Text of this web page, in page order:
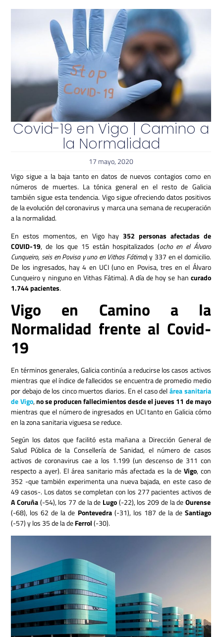
Covid-19 en Vigo | Camino a
la Normalidad
17 mayo, 2020
Vigo sigue a la baja tanto en datos de nuevos contagios como en
números de muertes. La tónica general en el resto de Galicia
también sigue esta tendencia. Vigo sigue ofreciendo datos positivos
de la evolución del coronavirus y marca una semana de recuperación
a la normalidad.
En estos momentos, en Vigo hay352 personas afectadas de
COVID-19, de los que 15 están hospitalizados (ocho en el Álvaro
Cunqueiro, seis en Povisa y uno en Vithas Fátima) y 337 en el domicilio.
De los ingresados, hay 4 en UCI (uno en Povisa, tres en el Álvaro
Cunqueiro y ninguno en Vithas Fátima). A día de hoy se han curado
1.744 pacientes.
Vigo en Camino a la
Normalidad frente al Covid-
19
En términos generales, Galicia continúa a reducirse los casos activos
mientras que el índice de fallecidos se encuentra de promedio medio
por debajo de los cinco muertos diarios. En el caso delárea sanitaria
de Vigo,no se producen fallecimientos desde el jueves 11 de mayo
mientras que el número de ingresados en UCI tanto en Galicia cómo
en la zona sanitaria viguesa se reduce.
Según los datos que facilitó esta mañana a Dirección General de
Salud Pública de la Consellería de Sanidad, el número de casos
activos de coronavirus cae a los 1.199 (un descenso de 311 con
respecto a ayer). El área sanitario más afectada es la de Vigo, con
352 -que también experimenta una nueva bajada, en este caso de
49 casos-. Los datos se completan con los 277 pacientes activos de
A Coruña(-54), los 77 de la de Lugo(-22), los 209 de la deOurense
(-68), los 62 de la de Pontevedra(-31), los 187 de la de Santiago
(-57) y los 35 de la deFerrol(-30).